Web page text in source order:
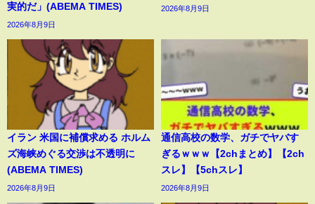
実的だ」(ABEMA TIMES)
2026年8月9日
2026年8月9日
イラン 米国に補償求める ホルム
ズ海峡めぐる交渉は不透明に
(ABEMA TIMES)
2026年8月9日
通信高校の数学、ガチでヤバす
ぎるｗｗｗ【2chまとめ】【2ch
スレ】【5chスレ】
2026年8月9日